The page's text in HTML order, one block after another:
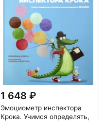
1 648
Эмоциометр инспектора
Крока. Учимся определять,